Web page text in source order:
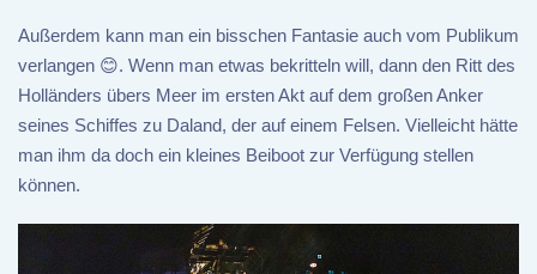
Außerdem kann man ein bisschen Fantasie auch vom Publikum
verlangen 😊. Wenn man etwas bekritteln will, dann den Ritt des
Holländers übers Meer im ersten Akt auf dem großen Anker
seines Schiffes zu Daland, der auf einem Felsen. Vielleicht hätte
man ihm da doch ein kleines Beiboot zur Verfügung stellen
können.